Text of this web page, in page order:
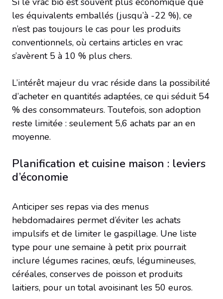
les équivalents emballés (jusqu’à -22 %), ce
n’est pas toujours le cas pour les produits
conventionnels, où certains articles en vrac
s’avèrent 5 à 10 % plus chers.
L’intérêt majeur du vrac réside dans la possibilité
d’acheter en quantités adaptées, ce qui séduit 54
% des consommateurs. Toutefois, son adoption
reste limitée : seulement 5,6 achats par an en
moyenne.
Planification et cuisine maison : leviers
d’économie
Anticiper ses repas via des menus
hebdomadaires permet d’éviter les achats
impulsifs et de limiter le gaspillage. Une liste
type pour une semaine à petit prix pourrait
inclure légumes racines, œufs, légumineuses,
céréales, conserves de poisson et produits
laitiers, pour un total avoisinant les 50 euros.